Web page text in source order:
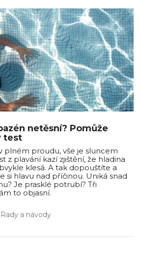
netěsní? Pomůže
test
plném proudu, vše je sluncem
z plavání kazí zjištění, že hladina
klesá. A tak dopouštíte a
si hlavu nad příčinou. Uniká snad
Je prasklé potrubí? Tři
to objasní.
Rady a návody